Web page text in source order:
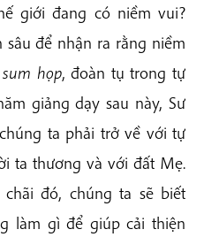
giới đang có niềm vui?
để nhận ra rằng niềm
sum họp, đoàn tụ trong tự
giảng dạy sau này, Sư
ta phải trở về với tự
ta thương và với đất Mẹ.
đó, chúng ta sẽ biết
làm gì để giúp cải thiện